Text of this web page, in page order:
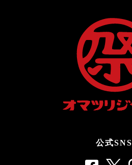
公式SNS